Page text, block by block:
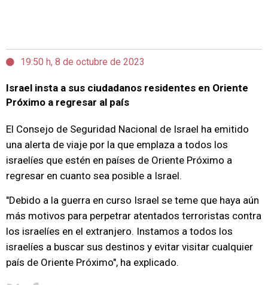
19:50 h, 8 de octubre de 2023
Israel insta a sus ciudadanos residentes en Oriente
Próximo a regresar al país
El Consejo de Seguridad Nacional de Israel ha emitido
una alerta de viaje por la que emplaza a todos los
israelíes que estén en países de Oriente Próximo a
regresar en cuanto sea posible a Israel.
"Debido a la guerra en curso Israel se teme que haya aún
más motivos para perpetrar atentados terroristas contra
los israelíes en el extranjero. Instamos a todos los
israelíes a buscar sus destinos y evitar visitar cualquier
país de Oriente Próximo", ha explicado.